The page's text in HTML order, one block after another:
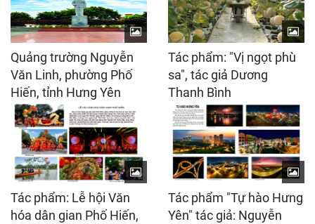
Quảng trường Nguyễn
Văn Linh, phường Phố
Hiến, tỉnh Hưng Yên
Tác phẩm: "Vị ngọt phù
sa", tác giả Dương
Thanh Bình
Tác phẩm: Lễ hội Văn
hóa dân gian Phố Hiến,
Tác phẩm "Tự hào Hưng
Yên" tác giả: Nguyễn